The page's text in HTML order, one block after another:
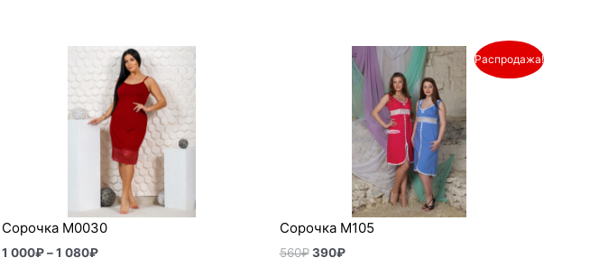
Сорочка М0030
1 000₽–1 080₽
Диапазон
цен:
1
000₽
–
1
080₽
Распродажа!
Сорочка М105
560₽
Первоначальная
составляла
390₽
Текущая
цена:
390₽.